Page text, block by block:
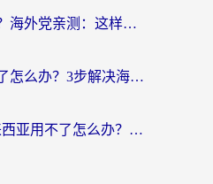
优酷境外地域限制？海外党亲测：这样看国内剧再也不卡（附3个实用场景解决）
香港西瓜视频看不了怎么办？3步解决海外追剧难题，附靠谱加速器推荐
喜马拉雅FM在马来西亚用不了怎么办？海外华人亲测有效的回国加速指南